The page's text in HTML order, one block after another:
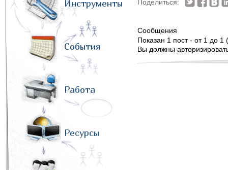
Инструменты
События
Работа
Ресурсы
Поделиться:
Сообщения
Показан 1 пост - от 1 до 1
Вы должны